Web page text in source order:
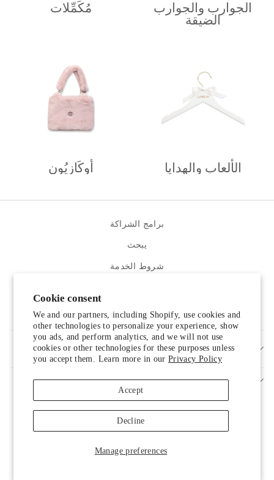
Cookie consent
We and our partners, including Shopify, use cookies and
other technologies to personalize your experience, show
you ads, and perform analytics, and we will not use
cookies or other technologies for these purposes unless
you accept them. Learn more in ourPrivacy Policy
Manage preferences
Accept
Decline
مُكَمِّلات
الجوارب والجوارب
الضيقة
أُوكَازيُون الألعاب والهدايا
برامج الشراكة
يبحث
شروط الخدمة
سجل ووفر